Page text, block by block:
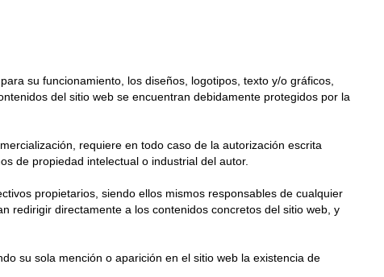
su funcionamiento, los diseños, logotipos, texto y/o gráficos,
del sitio web se encuentran debidamente protegidos por la
requiere en todo caso de la autorización escrita
de propiedad intelectual o industrial del autor.
propietarios, siendo ellos mismos responsables de cualquier
redirigir directamente a los contenidos concretos del sitio web, y
su sola mención o aparición en el sitio web la existencia de